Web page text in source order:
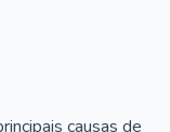
causas de